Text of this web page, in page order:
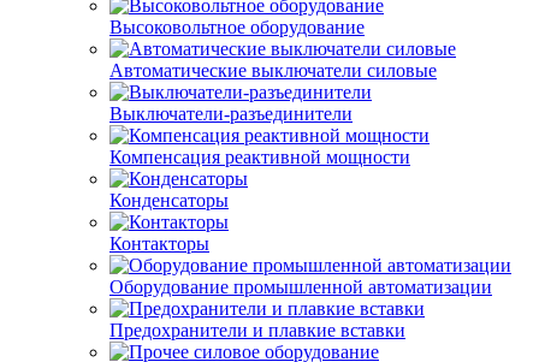
Высоковольтное оборудование
Автоматические выключатели cиловые
Выключатели-разъединители
Компенсация реактивной мощности
Конденсаторы
Контакторы
Оборудование промышленной автоматизации
Предохранители и плавкие вставки